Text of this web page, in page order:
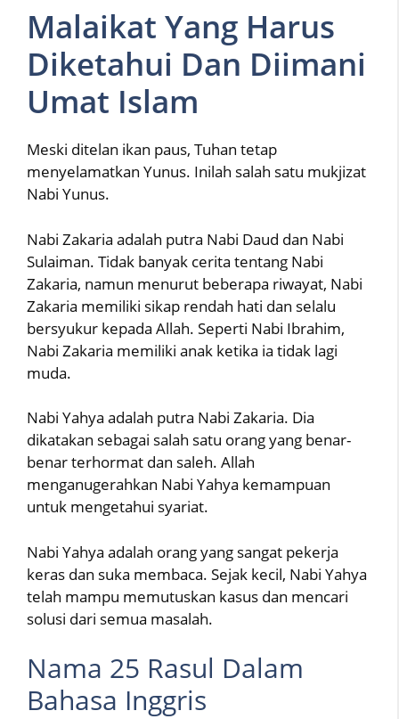
Malaikat Yang Harus
Diketahui Dan Diimani
Umat Islam
Meski ditelan ikan paus, Tuhan tetap
menyelamatkan Yunus. Inilah salah satu mukjizat
Nabi Yunus.
Nabi Zakaria adalah putra Nabi Daud dan Nabi
Sulaiman. Tidak banyak cerita tentang Nabi
Zakaria, namun menurut beberapa riwayat, Nabi
Zakaria memiliki sikap rendah hati dan selalu
bersyukur kepada Allah. Seperti Nabi Ibrahim,
Nabi Zakaria memiliki anak ketika ia tidak lagi
muda.
Nabi Yahya adalah putra Nabi Zakaria. Dia
dikatakan sebagai salah satu orang yang benar-
benar terhormat dan saleh. Allah
menganugerahkan Nabi Yahya kemampuan
untuk mengetahui syariat.
Nabi Yahya adalah orang yang sangat pekerja
keras dan suka membaca. Sejak kecil, Nabi Yahya
telah mampu memutuskan kasus dan mencari
solusi dari semua masalah.
Nama 25 Rasul Dalam
Bahasa Inggris